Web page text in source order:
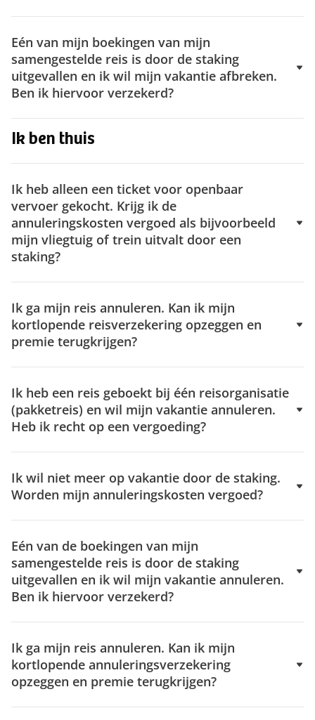
Eén van mijn boekingen van mijn
samengestelde reis is door de staking
uitgevallen en ik wil mijn vakantie afbreken.
Ben ik hiervoor verzekerd?
Ik ben thuis
Ik heb alleen een ticket voor openbaar
vervoer gekocht. Krijg ik de
annuleringskosten vergoed als bijvoorbeeld
mijn vliegtuig of trein uitvalt door een
staking?
Ik ga mijn reis annuleren. Kan ik mijn
kortlopende reisverzekering opzeggen en
premie terugkrijgen?
Ik heb een reis geboekt bij één reisorganisatie
(pakketreis) en wil mijn vakantie annuleren.
Heb ik recht op een vergoeding?
Ik wil niet meer op vakantie door de staking.
Worden mijn annuleringskosten vergoed?
Eén van de boekingen van mijn
samengestelde reis is door de staking
uitgevallen en ik wil mijn vakantie annuleren.
Ben ik hiervoor verzekerd?
Ik ga mijn reis annuleren. Kan ik mijn
kortlopende annuleringsverzekering
opzeggen en premie terugkrijgen?